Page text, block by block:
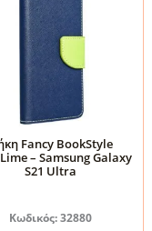
Fancy BookStyle
– Samsung Galaxy
S21 Ultra
Κωδικός: 32880